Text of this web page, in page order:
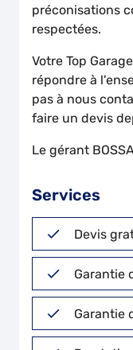
préconisations
respectées.
Votre Top
répondre à
pas à nous
faire un devis
Le gérant
Services
Devis
Garantie
Garantie